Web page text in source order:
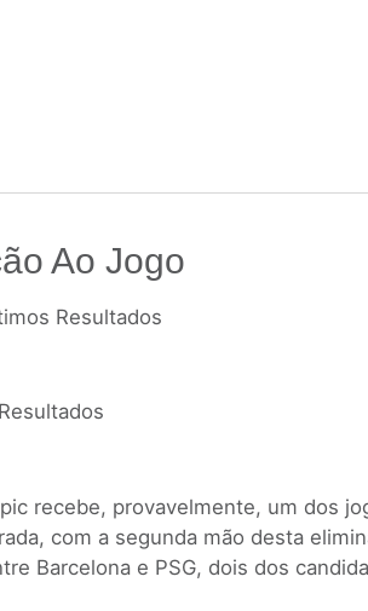
Ao Jogo
Resultados
recebe, provavelmente, um dos
com a segunda mão desta
Barcelona e PSG, dois dos